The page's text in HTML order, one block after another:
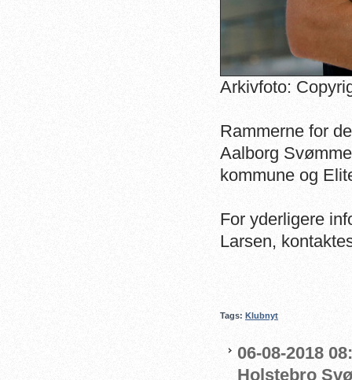
Arkivfoto:
Rammerne for
Aalborg
kommune og
For yderligere
Larsen,
Tags: Klubnyt
06-08-2018
Holstebro